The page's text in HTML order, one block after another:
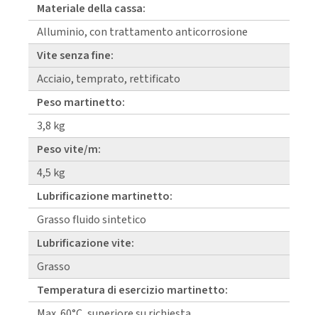
Materiale della cassa:
Alluminio, con trattamento anticorrosione
Vite senza fine:
Acciaio, temprato, rettificato
Peso martinetto:
3,8 kg
Peso vite/m:
4,5 kg
Lubrificazione martinetto:
Grasso fluido sintetico
Lubrificazione vite:
Grasso
Temperatura di esercizio martinetto: